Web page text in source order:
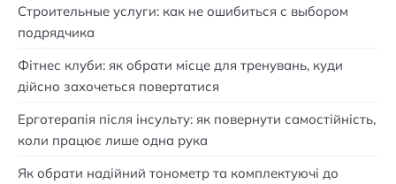
Строительные услуги: как не ошибиться с выбором
подрядчика
Фітнес клуби: як обрати місце для тренувань, куди
дійсно захочеться повертатися
Ерготерапія після інсульту: як повернути самостійність,
коли працює лише одна рука
Як обрати надійний тонометр та комплектуючі до